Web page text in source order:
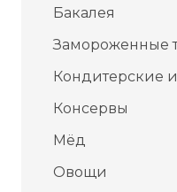
Бакалея
Замороженные
Кондитерские
Консервы
Мёд
Овощи